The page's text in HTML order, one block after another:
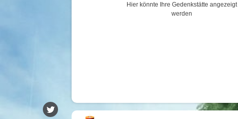
Hier könnte Ihre Gedenkstätte angezeigt
werden